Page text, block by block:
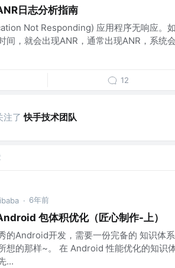
日志分析指南
Not Responding) 应用程序无响应。
间，就会出现ANR，通常出现ANR，系统
12
注了 快手技术团队
· 6年前
包体积优化（匠心制作-上）
的Android开发，需要一份完备的 知识体
想的那样~。 在 Android 性能优化的知识
...